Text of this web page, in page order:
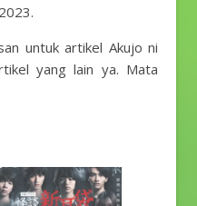
untuk artikel Akujo ni
yang lain ya. Mata